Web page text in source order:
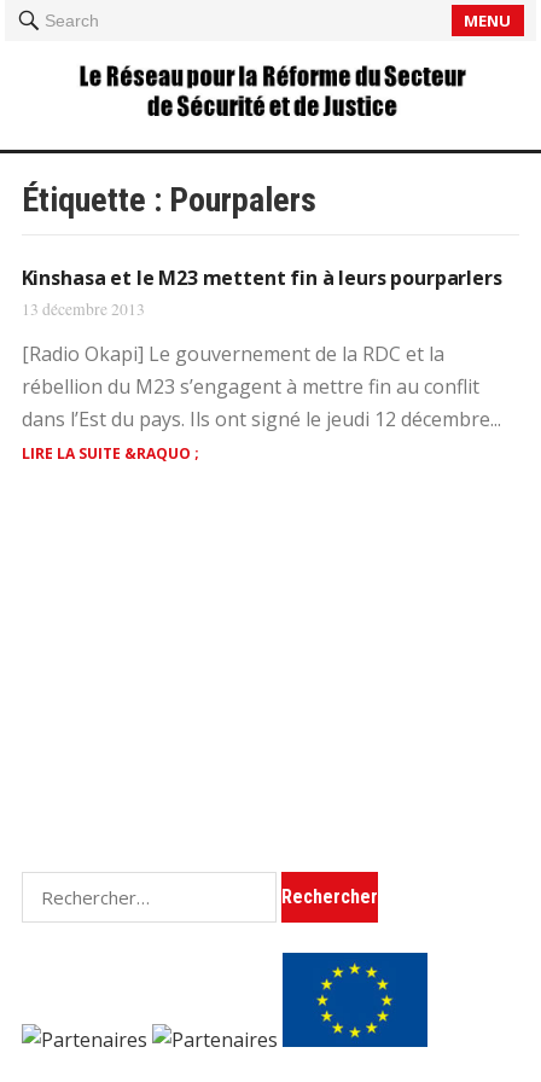
Search MENU
Étiquette : Pourpalers
Kinshasa et le M23 mettent fin à leurs pourparlers
13 décembre 2013
[Radio Okapi] Le gouvernement de la RDC et la
rébellion du M23 s’engagent à mettre fin au conflit
dans l’Est du pays. Ils ont signé le jeudi 12 décembre...
LIRE LA SUITE &RAQUO ;
Rechercher :